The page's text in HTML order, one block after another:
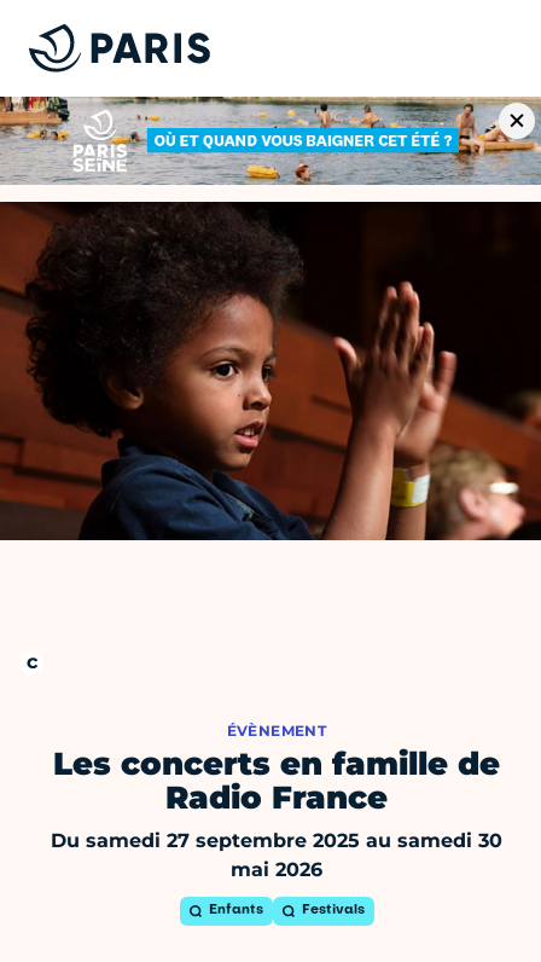
ÉVÈNEMENT
Les concerts en famille de
Radio France
Du samedi 27 septembre 2025 au samedi 30
mai 2026
Enfants Festivals